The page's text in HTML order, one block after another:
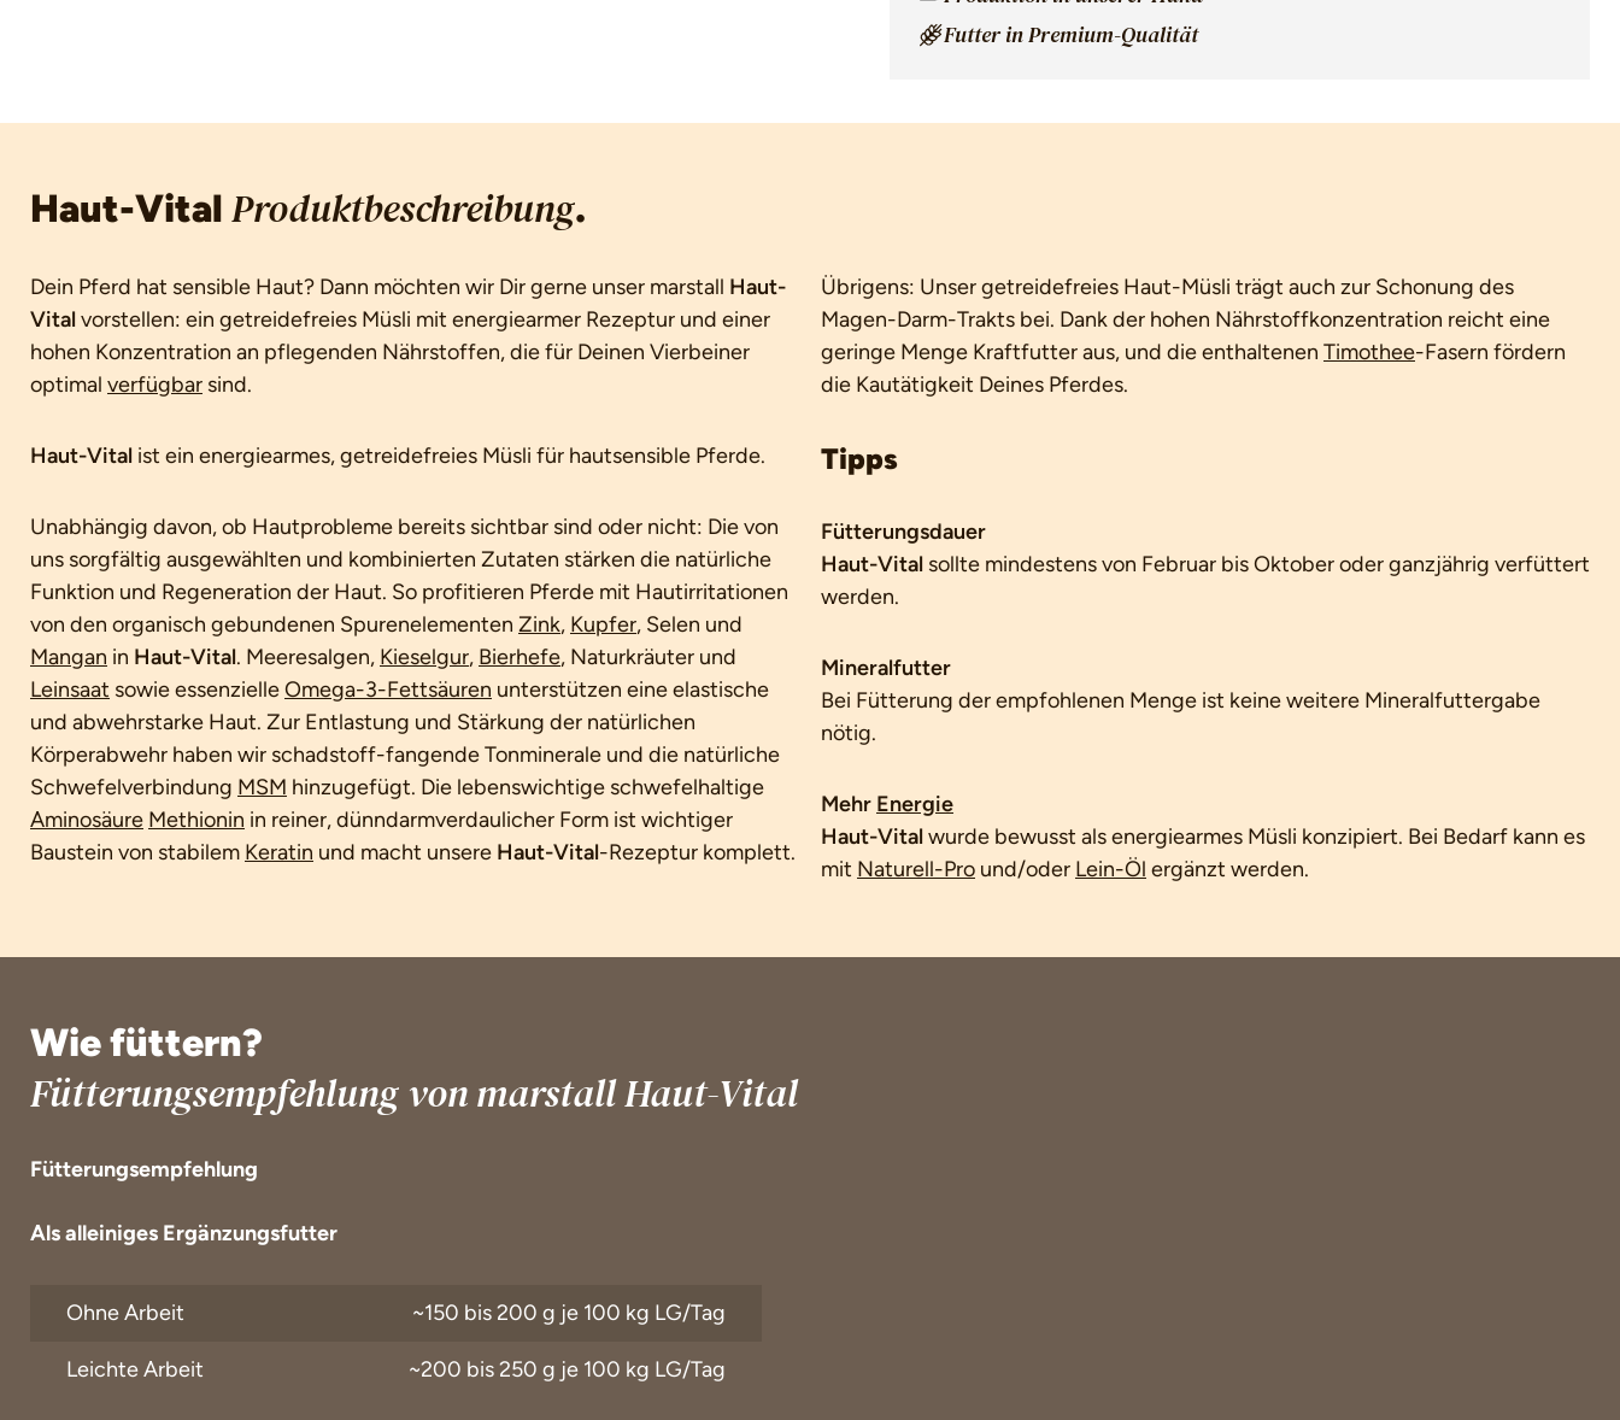
Futter in Premium-Qualität
Haut-Vital Produktbeschreibung.
Dein Pferd hat sensible Haut? Dann möchten wir Dir gerne unser marstall Haut-
Vitalvorstellen: ein getreidefreies Müsli mit energiearmer Rezeptur und einer
hohen Konzentration an pflegenden Nährstoffen, die für Deinen Vierbeiner
optimal verfügbar sind.
Haut-Vital ist ein energiearmes, getreidefreies Müsli für hautsensible Pferde.
Unabhängig davon, ob Hautprobleme bereits sichtbar sind oder nicht: Die von
uns sorgfältig ausgewählten und kombinierten Zutaten stärken die natürliche
Funktion und Regeneration der Haut. So profitieren Pferde mit Hautirritationen
von den organisch gebundenen Spurenelementen Zink, Kupfer, Selen und
Mangan in Haut-Vital. Meeresalgen, Kieselgur, Bierhefe, Naturkräuter und
Leinsaat sowie essenzielleOmega-3-Fettsäuren unterstützen eine elastische
und abwehrstarke Haut. Zur Entlastung und Stärkung der natürlichen
Körperabwehr haben wir schadstoff-fangende Tonminerale und die natürliche
Schwefelverbindung MSM hinzugefügt. Die lebenswichtige schwefelhaltige
Aminosäure Methionin in reiner, dünndarmverdaulicher Form ist wichtiger
Baustein von stabilem Keratin und macht unsere Haut-Vital-Rezeptur komplett.
Übrigens: Unser getreidefreies Haut-Müsli trägt auch zur Schonung des
Magen-Darm-Trakts bei. Dank der hohen Nährstoffkonzentration reicht eine
geringe Menge Kraftfutter aus, und die enthaltenen Timothee-Fasern fördern
die Kautätigkeit Deines Pferdes.
Tipps
Fütterungsdauer
Haut-Vital sollte mindestens von Februar bis Oktober oder ganzjährig verfüttert
werden.
Mineralfutter
Bei Fütterung der empfohlenen Menge ist keine weitere Mineralfuttergabe
nötig.
Mehr Energie
Haut-Vitalwurde bewusst als energiearmes Müsli konzipiert. Bei Bedarf kann es
mit Naturell-Pro und/oder Lein-Öl ergänzt werden.
Wie füttern?
Fütterungsempfehlung von marstall Haut-Vital
Fütterungsempfehlung
Als alleiniges Ergänzungsfutter
Ohne Arbeit ~150 bis 200 g je 100 kg LG/Tag
Leichte Arbeit ~200 bis 250 g je 100 kg LG/Tag